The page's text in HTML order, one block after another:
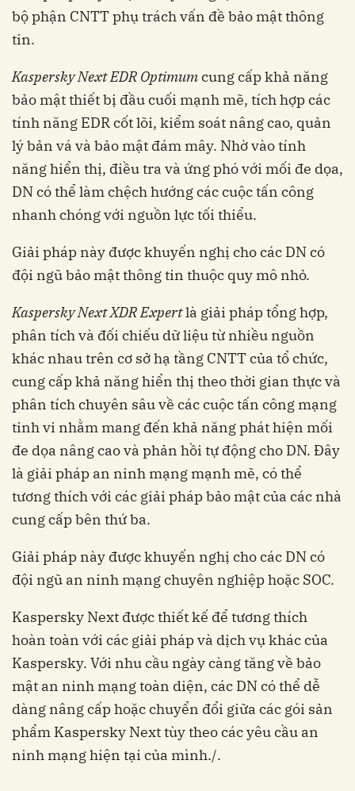
bộ phận CNTT phụ trách vấn đề bảo mật thông
tin.
Kaspersky Next EDR Optimumcung cấp khả năng
bảo mật thiết bị đầu cuối mạnh mẽ, tích hợp các
tính năng EDR cốt lõi, kiểm soát nâng cao, quản
lý bản vá và bảo mật đám mây. Nhờ vào tính
năng hiển thị, điều tra và ứng phó với mối đe dọa,
DN có thể làm chệch hướng các cuộc tấn công
nhanh chóng với nguồn lực tối thiểu.
Giải pháp này được khuyến nghị cho các DN có
đội ngũ bảo mật thông tin thuộc quy mô nhỏ.
Kaspersky Next XDR Expertlà giải pháp tổng hợp,
phân tích và đối chiếu dữ liệu từ nhiều nguồn
khác nhau trên cơ sở hạ tầng CNTT của tổ chức,
cung cấp khả năng hiển thị theo thời gian thực và
phân tích chuyên sâu về các cuộc tấn công mạng
tinh vi nhằm mang đến khả năng phát hiện mối
đe dọa nâng cao và phản hồi tự động cho DN. Đây
là giải pháp an ninh mạng mạnh mẽ, có thể
tương thích với các giải pháp bảo mật của các nhà
cung cấp bên thứ ba.
Giải pháp này được khuyến nghị cho các DN có
đội ngũ an ninh mạng chuyên nghiệp hoặc SOC.
Kaspersky Next được thiết kế để tương thích
hoàn toàn với các giải pháp và dịch vụ khác của
Kaspersky. Với nhu cầu ngày càng tăng về bảo
mật an ninh mạng toàn diện, các DN có thể dễ
dàng nâng cấp hoặc chuyển đổi giữa các gói sản
phẩm Kaspersky Next tùy theo các yêu cầu an
ninh mạng hiện tại của mình./.